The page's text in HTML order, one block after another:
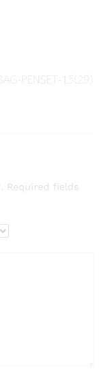
Required fields